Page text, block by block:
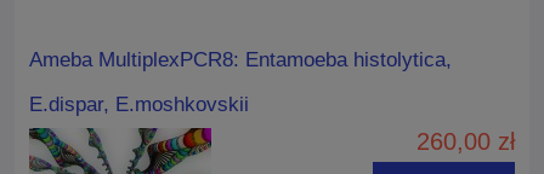
Ameba MultiplexPCR8: Entamoeba histolytica,
E.dispar, E.moshkovskii
260,00 zł